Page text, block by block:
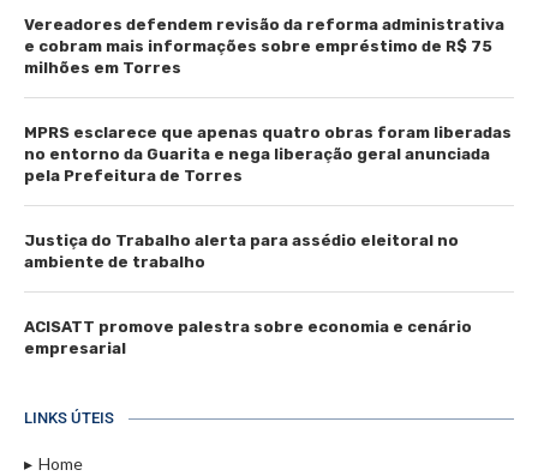
Vereadores defendem revisão da reforma administrativa
e cobram mais informações sobre empréstimo de R$ 75
milhões em Torres
MPRS esclarece que apenas quatro obras foram liberadas
no entorno da Guarita e nega liberação geral anunciada
pela Prefeitura de Torres
Justiça do Trabalho alerta para assédio eleitoral no
ambiente de trabalho
ACISATT promove palestra sobre economia e cenário
empresarial
LINKS ÚTEIS
Home